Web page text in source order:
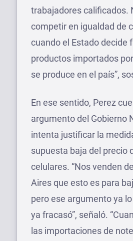
trabajadores calificados.
competir en igualdad de
cuando el Estado decide
productos importados
se produce en el país”,
En ese sentido, Perez
argumento del Gobierno
intenta justificar la
supuesta baja del precio
celulares. “Nos venden
Aires que esto es para
pero ese argumento ya
ya fracasó”, señaló.
las importaciones de